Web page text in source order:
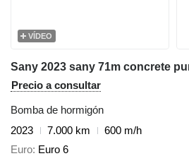
VÍDEO
Precio a consultar
Bomba de hormigón
2023
7.000 km
600 m/h
Euro Euro 6